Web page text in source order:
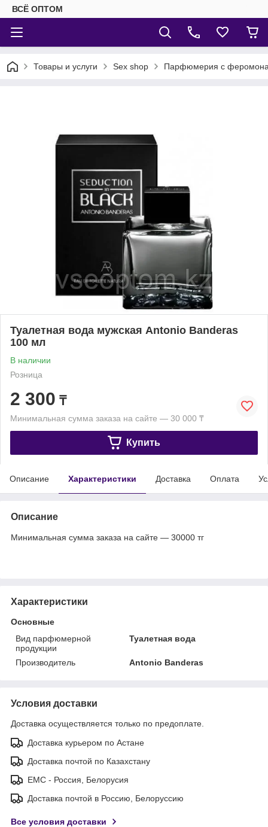
ВСЁ ОПТОМ
Товары и услуги Sex shop Парфюмерия с
Туалетная вода мужская Antonio Banderas
100 мл
В наличии
Розница
2 300 ₸
Минимальная сумма заказа на сайте — 30 000 ₸
Купить
Описание Характеристики Доставка Оплата
Описание
Минимальная сумма заказа на сайте — 30000 тг
Характеристики
Основные
Вид парфюмерной
продукции
Туалетная вода
Производитель Antonio Banderas
Условия доставки
Доставка осуществляется только по предоплате.
Доставка курьером по Астане
Доставка почтой по Казахстану
ЕМС - Россия, Белорусия
Доставка почтой в Россию, Белоруссию
Все условия доставки